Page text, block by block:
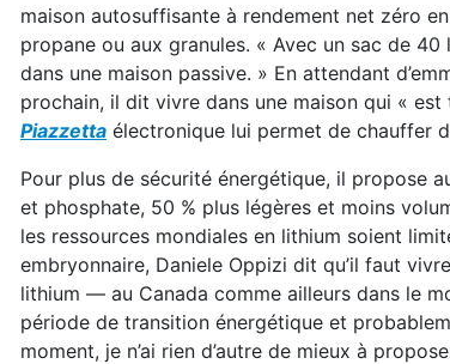
maison autosuffisante à rendement net zéro
propane ou aux granules. « Avec un sac de
dans une maison passive. » En attendant
prochain, il dit vivre dans une maison qui «
Piazzetta électronique lui permet de chauffer
Pour plus de sécurité énergétique, il propose
et phosphate, 50 % plus légères et moins
les ressources mondiales en lithium soient
embryonnaire, Daniele Oppizi dit qu’il faut
lithium — au Canada comme ailleurs dans le
période de transition énergétique et
moment, je n’ai rien d’autre de mieux à